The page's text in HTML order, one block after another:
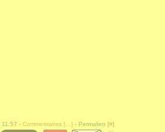
11:57 - Commentaires [… ] - Permalien [#]